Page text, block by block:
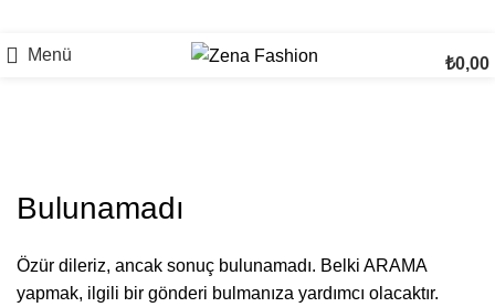
Menü ₺0,00
Bulunamadı
Özür dileriz, ancak sonuç bulunamadı. Belki ARAMA
yapmak, ilgili bir gönderi bulmanıza yardımcı olacaktır.